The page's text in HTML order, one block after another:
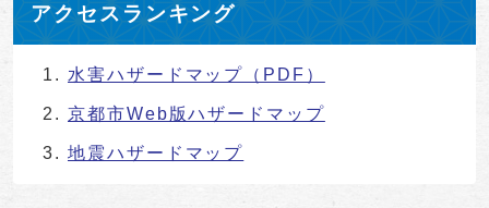
アクセスランキング
水害ハザードマップ（PDF）
京都市Web版ハザードマップ
地震ハザードマップ